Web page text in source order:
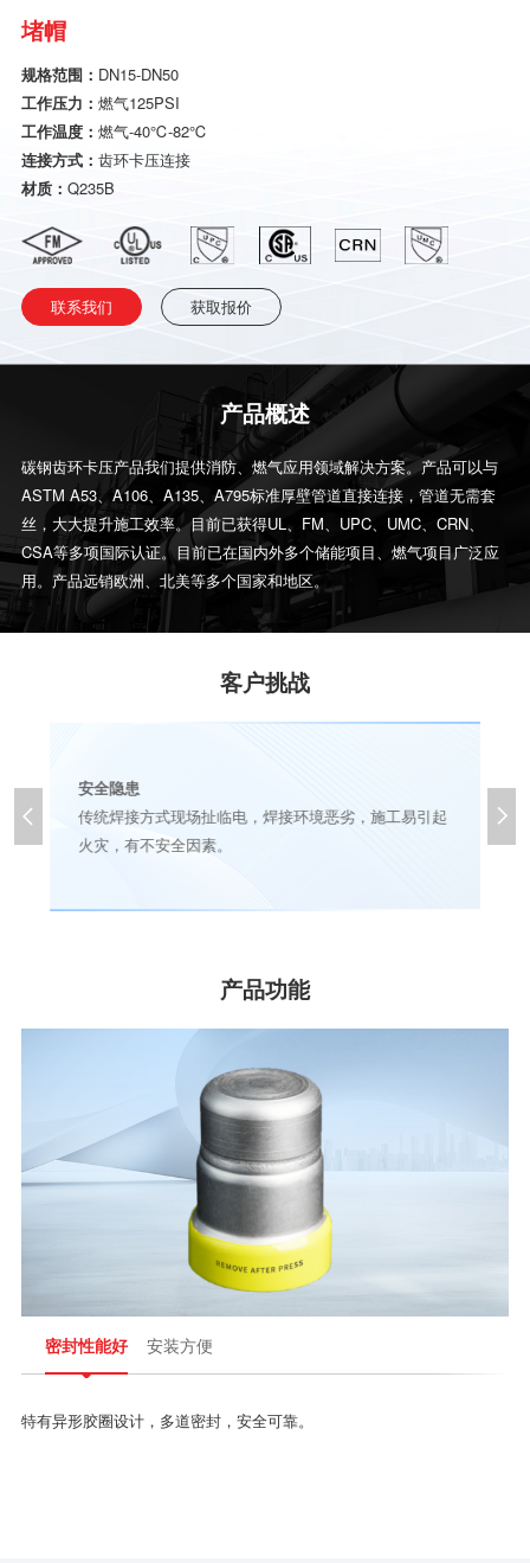
堵帽
规格范围： DN15-DN50
工作压力： 燃气125PSI
工作温度： 燃气-40℃-82℃
连接方式： 齿环卡压连接
材质： Q235B
联系我们 获取报价
产品概述
碳钢齿环卡压产品我们提供消防、燃气应用领域解决方案。产品可以与
ASTM A53、A106、A135、A795标准厚壁管道直接连接，管道无需套
丝，大大提升施工效率。目前已获得UL、FM、UPC、UMC、CRN、
CSA等多项国际认证。目前已在国内外多个储能项目、燃气项目广泛应
用。产品远销欧洲、北美等多个国家和地区。
客户挑战
安全隐患
传统焊接方式现场扯临电，焊接环境恶劣，施工易引起
火灾，有不安全因素。


产品功能
密封性能好 安装方便
特有异形胶圈设计，多道密封，安全可靠。